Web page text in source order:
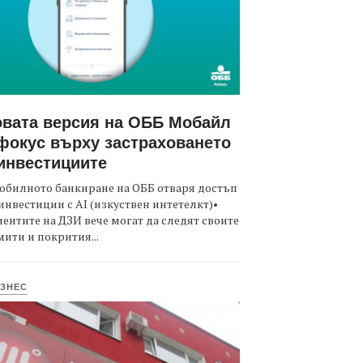
версия на ОББ Мобайл
върху застраховането
банкиране на ОББ отваря достъп
с AI (изкуствен интетелкт)•
на ДЗИ вече могат да следят своите
и покрития...